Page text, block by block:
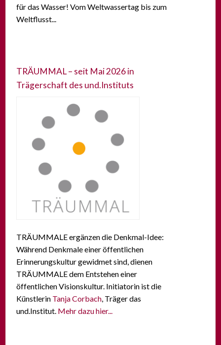
für das Wasser! Vom Weltwassertag bis zum
Weltflusst...
TRÄUMMAL – seit Mai 2026 in
Trägerschaft des und.Instituts
TRÄUMMALE ergänzen die Denkmal-Idee:
Während Denkmale einer öffentlichen
Erinnerungskultur gewidmet sind, dienen
TRÄUMMALE dem Entstehen einer
öffentlichen Visionskultur. Initiatorin ist die
Künstlerin Tanja Corbach, Träger das
und.Institut. Mehr dazu hier...